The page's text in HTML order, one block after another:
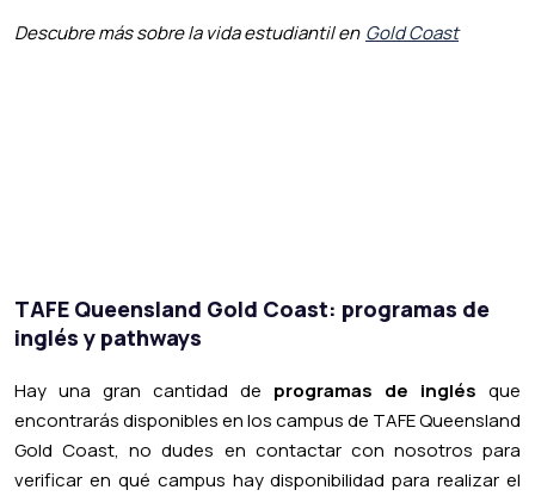
Descubre más sobre la vida estudiantil en Gold Coast
TAFE Queensland Gold Coast: programas de
inglés y pathways
Hay una gran cantidad de programas de inglés que
encontrarás disponibles en los campus de TAFE Queensland
Gold Coast, no dudes en contactar con nosotros para
verificar en qué campus hay disponibilidad para realizar el